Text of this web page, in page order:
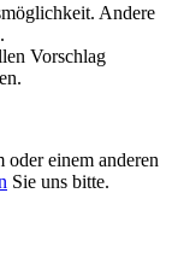
Andere
Vorschlag
einem anderen
Sie uns bitte.